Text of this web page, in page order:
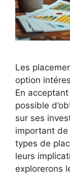
Les
option
En
possible
sur ses
important
types de
leurs
explorerons